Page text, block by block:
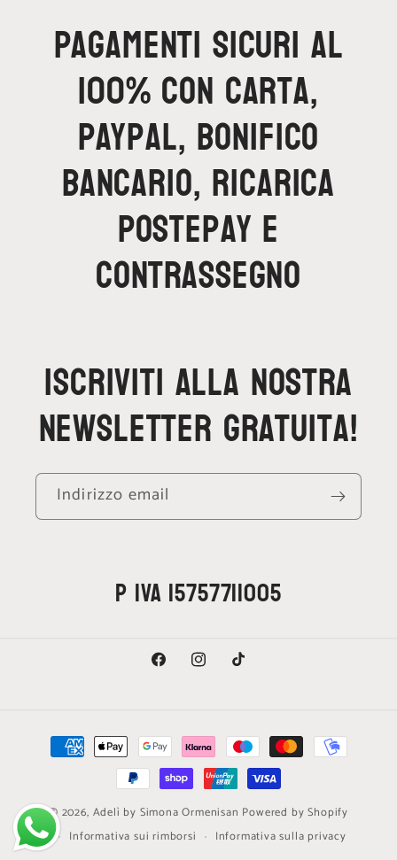
Pagamenti sicuri al
100% con carta,
Paypal, bonifico
bancario, ricarica
Postepay e
contrassegno
Iscriviti alla nostra
newsletter gratuita!
Indirizzo email
P IVA 15757711005
FacebookInstagramTikTok
Metodi
© 2026, Adelì by Simona Ormenisan Powered by Shopify
Informativa sui rimborsi
Informativa sulla privacy